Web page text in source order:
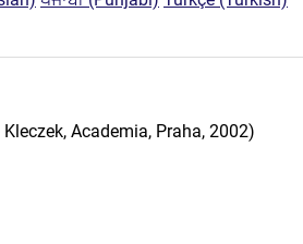
Academia, Praha, 2002)